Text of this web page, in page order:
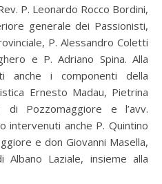
P. Leonardo Rocco Bordini,
generale dei Passionisti,
P. Alessandro Coletti
e P. Adriano Spina. Alla
anche i componenti della
Ernesto Madau, Pietrina
di Pozzomaggiore e l’avv.
intervenuti anche P. Quintino
e don Giovanni Masella,
Laziale, insieme alla